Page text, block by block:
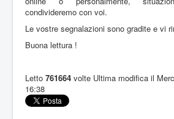
condivideremo con voi.
Le vostre segnalazioni sono gradite e vi
Buona lettura !
Letto 761664 volte Ultima modifica il
16:38